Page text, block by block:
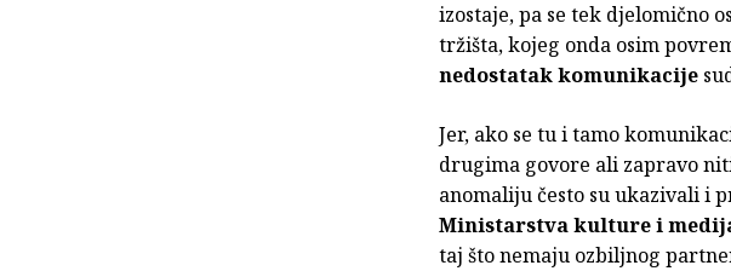
izostaje, pa se tek djelomično
tržišta, kojeg onda osim
nedostatak komunikacije
Jer, ako se tu i tamo
drugima govore ali zapravo
anomaliju često su ukazivali i
Ministarstva kulture i
taj što nemaju ozbiljnog